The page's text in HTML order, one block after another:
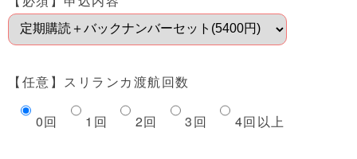
【任意】 スリランカ渡航回数
0回 1回 2回 3回 4回以上